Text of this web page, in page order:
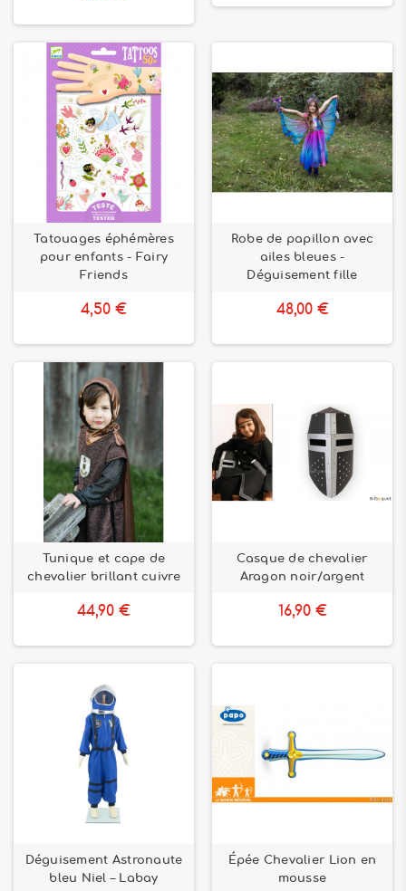
Tatouages éphémères
pour enfants - Fairy
Friends
4,50 €
Robe de papillon avec
ailes bleues -
Déguisement fille
48,00 €
Tunique et cape de
chevalier brillant cuivre
44,90 €
Casque de chevalier
Aragon noir/argent
16,90 €
Déguisement Astronaute
bleu Niel – Labay
Épée Chevalier Lion en
mousse